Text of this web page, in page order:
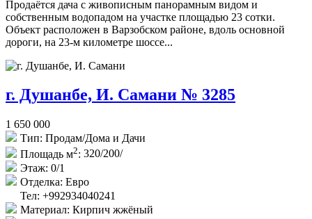
Продаётся дача с живописным панорамным видом и
собственным водопадом на участке площадью 23 сотки.
Объект расположен в Варзобском районе, вдоль основной
дороги, на 23-м километре шоссе...
г. Душанбе, И. Самани № 3285
1 650 000
Тип: Продам/Дома и Дачи
Площадь м2: 320/200/
Этаж: 0/1
Отделка: Евро
Тел: +992934040241
Материал: Кирпич жжёный